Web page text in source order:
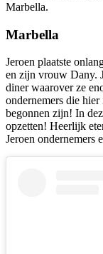
Marbella.
Marbella
Jeroen plaatste
en zijn vrouw Dany.
diner waarover ze
ondernemers die
begonnen zijn! In
opzetten! Heerlijk
Jeroen ondernemers